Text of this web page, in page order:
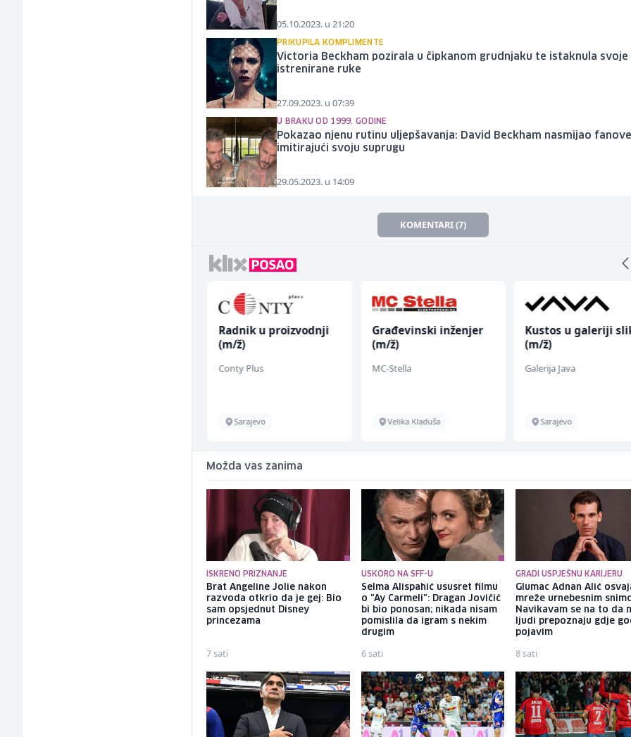
05.10.2023. u 21:20
PRIKUPILA KOMPLIMENTE
Victoria Beckham pozirala u čipkanom grudnjaku te istaknula svoje
istrenirane ruke
27.09.2023. u 07:39
U BRAKU OD 1999. GODINE
Pokazao njenu rutinu uljepšavanja: David Beckham nasmijao fanove
imitirajući svoju suprugu
29.05.2023. u 14:09
KOMENTARI (7)
Radnik u proizvodnji
(m/ž)
Conty Plus
Sarajevo
Građevinski inženjer
(m/ž)
MC-Stella
Velika Kladuša
Kustos u galeriji
(m/ž)
Galerija Java
Sarajevo
Možda vas zanima
ISKRENO PRIZNANJE
Brat Angeline Jolie nakon
razvoda otkrio da je gej: Bio
sam opsjednut Disney
princezama
7 sati
USKORO NA SFF-U
Selma Alispahić ususret filmu
o "Ay Carmeli": Dragan Jovičić
bi bio ponosan; nikada nisam
pomislila da igram s nekim
drugim
6 sati
GRADI USPJEŠNU KARIJERU
Glumac Adnan Alić
mreže urnebesnim
Navikavam se na to da
ljudi prepoznaju gdje
pojavim
8 sati